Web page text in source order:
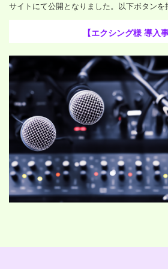
サイトにて公開となりました。以下ボタンを
【エクシング様 導入